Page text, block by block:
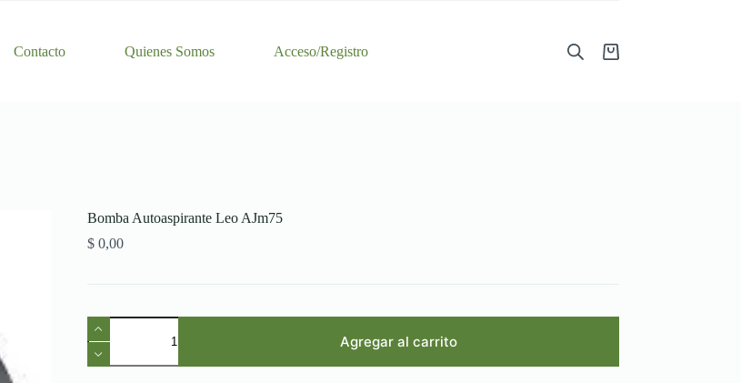
Contacto Quienes Somos Acceso/Registro
Shopping
Bomba Autoaspirante Leo AJm75
$0,00
Bomba
Autoaspirante
Leo
AJm75
Agregar al carrito